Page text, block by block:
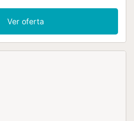
hay una cuna y una trona
un espacio privado al aire libre en
terraza y barbacoa. Hay
en la propiedad y aparcamiento
Ver oferta